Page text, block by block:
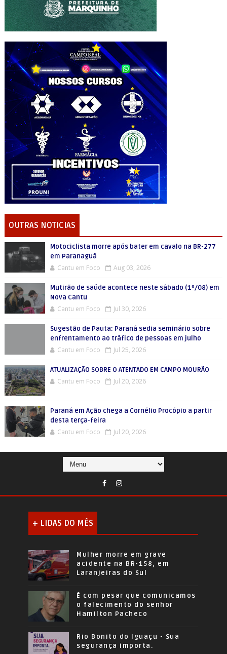
OUTRAS NOTICIAS
Motociclista morre após bater em cavalo na BR-277
em Paranaguá
Cantu em Foco Aug 03, 2026
Mutirão de saúde acontece neste sábado (1º/08) em
Nova Cantu
Cantu em Foco Jul 30, 2026
Sugestão de Pauta: Paraná sedia seminário sobre
enfrentamento ao tráfico de pessoas em julho
Cantu em Foco Jul 25, 2026
ATUALIZAÇÃO SOBRE O ATENTADO EM CAMPO MOURÃO
Cantu em Foco Jul 20, 2026
Paraná em Ação chega a Cornélio Procópio a partir
desta terça-feira
Cantu em Foco Jul 20, 2026
+ LIDAS DO MÊS
Mulher morre em grave
acidente na BR-158, em
Laranjeiras do Sul
É com pesar que comunicamos
o falecimento do senhor
Hamilton Pacheco
Rio Bonito do Iguaçu - Sua
segurança importa.